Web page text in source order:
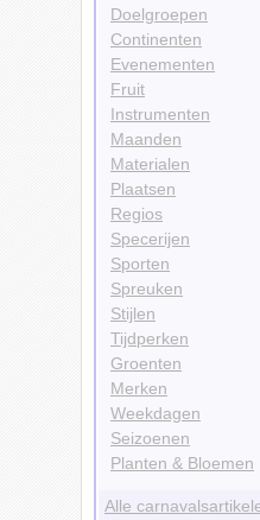
Doelgroepen
Continenten
Evenementen
Fruit
Instrumenten
Maanden
Materialen
Plaatsen
Regios
Specerijen
Sporten
Spreuken
Stijlen
Tijdperken
Groenten
Merken
Weekdagen
Seizoenen
Planten & Bloemen
Alle